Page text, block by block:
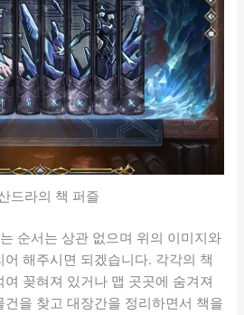
드라의 책 퍼즐
순서는 상관 없으며 위의 이미지와
해주시면 되겠습니다. 각각의 책
꽂혀져 있거나 맵 곳곳에 숨겨져
을 찾고 대장간을 정리하면서 책을